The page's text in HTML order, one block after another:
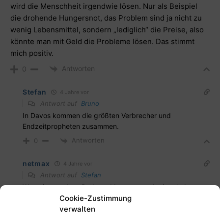
Cookie-Zustimmung
verwalten
wird die Menschheit irgendwie lösen. Nur als Beispiel
die drohende Hungersnot, das Problem sind ja nicht zu
wenig Lebensmittel, sondern „lediglich“ die Preise, also
könnte man mit Geld die Probleme lösen. Das stimmt
mich positiv.
0 Antworten
Stefan 4 Jahre vor
Antwort auf Bruno
In Davos kommen die größten Verbrecher und
Endzeitpropheten zusammen.
0 Antworten
netmax 4 Jahre vor
Antwort auf Stefan
War mir neu, dass Putin und Lawrow auch eingeladen
Antworten